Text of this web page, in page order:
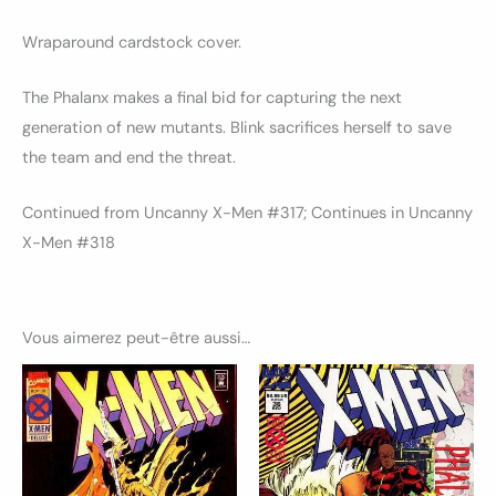
Wraparound cardstock cover.
The Phalanx makes a final bid for capturing the next
generation of new mutants. Blink sacrifices herself to save
the team and end the threat.
Continued from Uncanny X-Men #317; Continues in Uncanny
X-Men #318
Vous aimerez peut-être aussi…
Ce
produit
plusieurs
Ce
a